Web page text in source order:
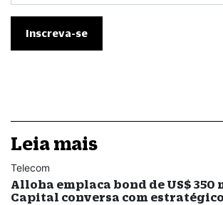
Leia mais
Telecom
Alloha emplaca bond de US$ 350
Capital conversa com